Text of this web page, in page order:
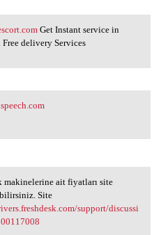
Get
Get Instant service in
delivery Services
makinelerine
makinelerine ait fiyatları site
Site
support/discussi